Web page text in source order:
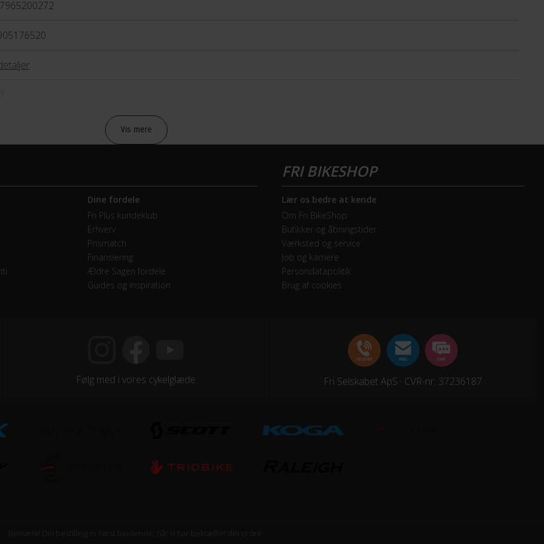
fælgbremse
Vis mere
Dine fordele
Fri Plus kundeklub
Erhverv
Prismatch
Finansiering
Ældre Sagen fordele
Guides og inspiration
Lær os bedre at kende
Om Fri BikeShop
Butikker og åbningstider
Værksted og service
Job og karriere
Persondatapolitik
Brug af cookies
Følg med i vores cykelglæde Fri Selskabet ApS · CVR-nr. 37236187